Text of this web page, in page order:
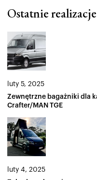
Ostatnie realizacje
luty 5, 2025
Zewnętrzne bagażniki dla
Crafter/MAN TGE
luty 4, 2025